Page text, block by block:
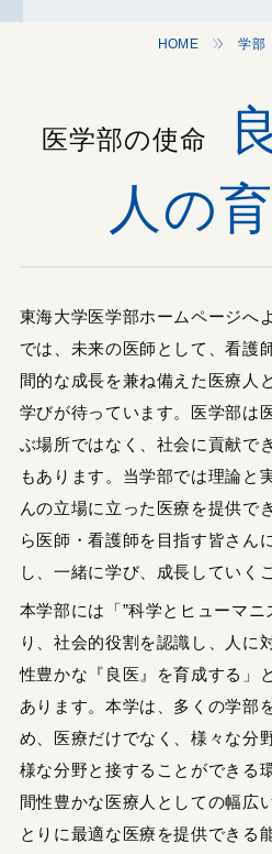
HOME 学部
医学部の使命
人の
東海大学医学部ホームページへ
では、未来の医師として、看護
間的な成長を兼ね備えた医療人
学びが待っています。医学部は
ぶ場所ではなく、社会に貢献で
もあります。当学部では理論と
んの立場に立った医療を提供で
ら医師・看護師を目指す皆さん
し、一緒に学び、成長していく
本学部には「”科学とヒューマニ
り、社会的役割を認識し、人に
性豊かな『良医』を育成する」
あります。本学は、多くの学部
め、医療だけでなく、様々な分
様な分野と接することができる
間性豊かな医療人としての幅広
とりに最適な医療を提供できる